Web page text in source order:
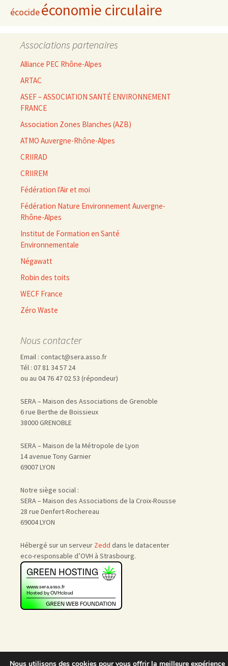
écocideéconomie circulaire
Associations partenaires
Alliance PEC Rhône-Alpes
ARTAC
ASEF – ASSOCIATION SANTÉ ENVIRONNEMENT
FRANCE
Association Zones Blanches (AZB)
ATMO Auvergne-Rhône-Alpes
CRIIRAD
CRIIREM
Fédération l'Air et moi
Fédération Nature Environnement Auvergne-
Rhône-Alpes
Institut de Formation en Santé
Environnementale
Négawatt
Robin des toits
WECF France
Zéro Waste
Nous contacter
Email : contact@sera.asso.fr
Tél : 07 81 34 57 24
ou au 04 76 47 02 53 (répondeur)
SERA – Maison des Associations de Grenoble
6 rue Berthe de Boissieux
38000 GRENOBLE
SERA – Maison de la Métropole de Lyon
14 avenue Tony Garnier
69007 LYON
Notre siège social :
SERA – Maison des Associations de la Croix-Rousse
28 rue Denfert-Rochereau
69004 LYON
Hébergé sur un serveur Zedd dans le datacenter
eco-responsable d’OVH à Strasbourg.
Nous utilisons des cookies pour vous offrir la meilleure expérience